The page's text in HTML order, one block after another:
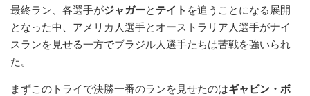
最終ラン、各選手がジャガーと テイト を追うことになる展開
となった中、アメリカ人選手とオーストラリア人選手がナイ
スランを見せる一方でブラジル人選手たちは苦戦を強いられ
た。
まずこのトライで決勝一番のランを見せたのはギャビン・ボ